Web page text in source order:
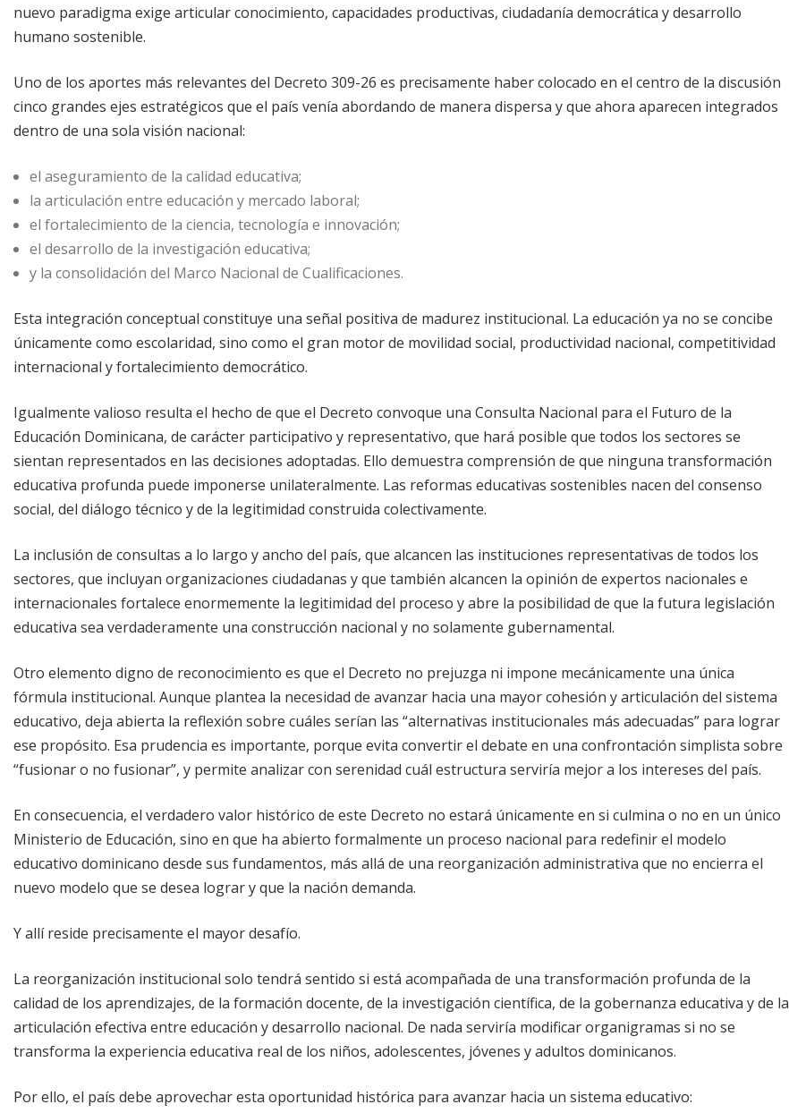
nuevo paradigma exige articular conocimiento, capacidades productivas, ciudadanía democrática y desarrollo
humano sostenible.
Uno de los aportes más relevantes del Decreto 309-26 es precisamente haber colocado en el centro de la discusión
cinco grandes ejes estratégicos que el país venía abordando de manera dispersa y que ahora aparecen integrados
dentro de una sola visión nacional:
el aseguramiento de la calidad educativa;
la articulación entre educación y mercado laboral;
el fortalecimiento de la ciencia, tecnología e innovación;
el desarrollo de la investigación educativa;
y la consolidación del Marco Nacional de Cualificaciones.
Esta integración conceptual constituye una señal positiva de madurez institucional. La educación ya no se concibe
únicamente como escolaridad, sino como el gran motor de movilidad social, productividad nacional, competitividad
internacional y fortalecimiento democrático.
Igualmente valioso resulta el hecho de que el Decreto convoque una Consulta Nacional para el Futuro de la
Educación Dominicana, de carácter participativo y representativo, que hará posible que todos los sectores se
sientan representados en las decisiones adoptadas. Ello demuestra comprensión de que ninguna transformación
educativa profunda puede imponerse unilateralmente. Las reformas educativas sostenibles nacen del consenso
social, del diálogo técnico y de la legitimidad construida colectivamente.
La inclusión de consultas a lo largo y ancho del país, que alcancen las instituciones representativas de todos los
sectores, que incluyan organizaciones ciudadanas y que también alcancen la opinión de expertos nacionales e
internacionales fortalece enormemente la legitimidad del proceso y abre la posibilidad de que la futura legislación
educativa sea verdaderamente una construcción nacional y no solamente gubernamental.
Otro elemento digno de reconocimiento es que el Decreto no prejuzga ni impone mecánicamente una única
fórmula institucional. Aunque plantea la necesidad de avanzar hacia una mayor cohesión y articulación del sistema
educativo, deja abierta la reflexión sobre cuáles serían las “alternativas institucionales más adecuadas” para lograr
ese propósito. Esa prudencia es importante, porque evita convertir el debate en una confrontación simplista sobre
“fusionar o no fusionar”, y permite analizar con serenidad cuál estructura serviría mejor a los intereses del país.
En consecuencia, el verdadero valor histórico de este Decreto no estará únicamente en si culmina o no en un único
Ministerio de Educación, sino en que ha abierto formalmente un proceso nacional para redefinir el modelo
educativo dominicano desde sus fundamentos, más allá de una reorganización administrativa que no encierra el
nuevo modelo que se desea lograr y que la nación demanda.
Y allí reside precisamente el mayor desafío.
La reorganización institucional solo tendrá sentido si está acompañada de una transformación profunda de la
calidad de los aprendizajes, de la formación docente, de la investigación científica, de la gobernanza educativa y de la
articulación efectiva entre educación y desarrollo nacional. De nada serviría modificar organigramas si no se
transforma la experiencia educativa real de los niños, adolescentes, jóvenes y adultos dominicanos.
Por ello, el país debe aprovechar esta oportunidad histórica para avanzar hacia un sistema educativo: